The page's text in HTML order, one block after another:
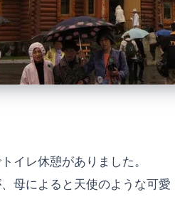
イレ休憩がありました。
母によると天使のような可愛